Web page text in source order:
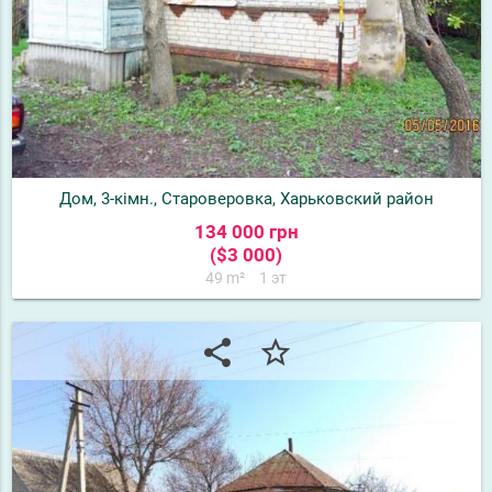
Дом, 3-кімн., Староверовка, Харьковский район
134 000 грн
($3 000)
49 m² 1 эт
share star_border